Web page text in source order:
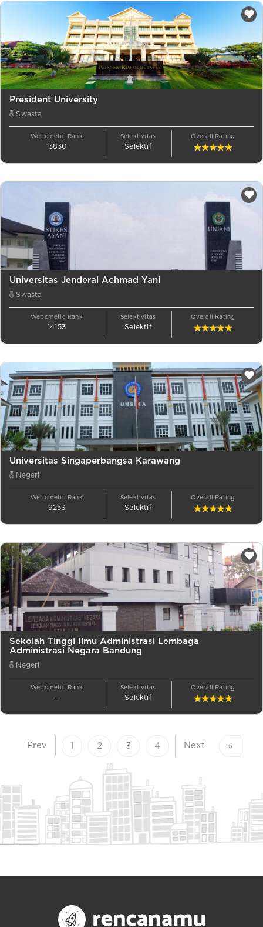
President University
Swasta
Webometic Rank
13830
Selektivitas
Selektif
Overall Rating
Universitas Jenderal Achmad Yani
Swasta
Webometic Rank
14153
Selektivitas
Selektif
Overall Rating
Universitas Singaperbangsa Karawang
Negeri
Webometic Rank
9253
Selektivitas
Selektif
Overall Rating
Sekolah Tinggi Ilmu Administrasi Lembaga
Administrasi Negara Bandung
Negeri
Webometic Rank
-
Selektivitas
Selektif
Overall Rating
Prev 1 2 3 4 Next »